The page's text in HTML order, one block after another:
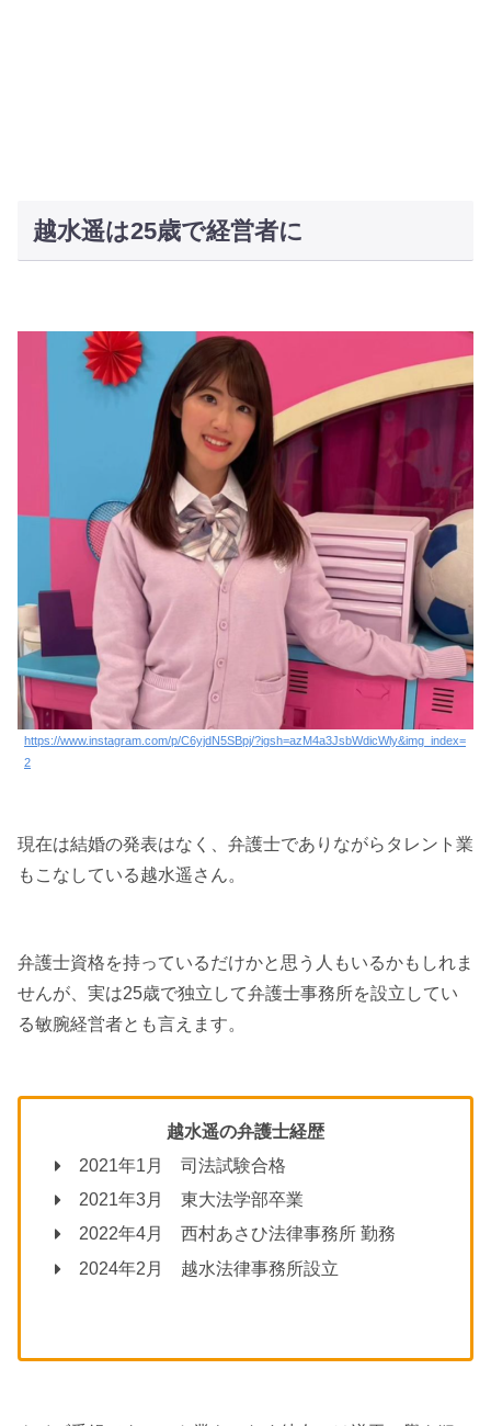
越水遥は25歳で経営者に
https://www.instagram.com/p/C6yjdN5SBpj/?igsh=azM4a3JsbWdicWly&img_index=
2
現在は結婚の発表はなく、弁護士でありながらタレント業
もこなしている越水遥さん。
弁護士資格を持っているだけかと思う人もいるかもしれま
せんが、実は25歳で独立して弁護士事務所を設立してい
る敏腕経営者とも言えます。
越水遥の弁護士経歴
2021年1月 司法試験合格
2021年3月 東大法学部卒業
2022年4月 西村あさひ法律事務所 勤務
2024年2月 越水法律事務所設立